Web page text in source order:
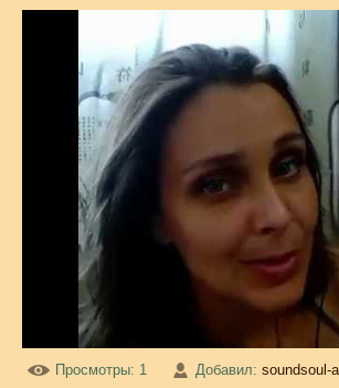
Просмотры: 1 Добавил: soundsoul-